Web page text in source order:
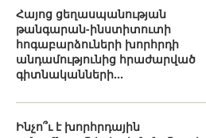
Հայոց ցեղասպանության
թանգարան-ինստիտուտի
հոգաբարձուների խորհրդի
անդամությունից հրաժարված
գիտնականների...
Ինչո՞ւ է խորհրդային